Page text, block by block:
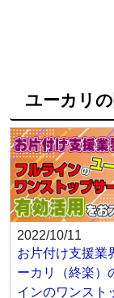
ユーカリ
2022/10/11
お片付け支援業
ーカリ（終楽）
インのワンスト